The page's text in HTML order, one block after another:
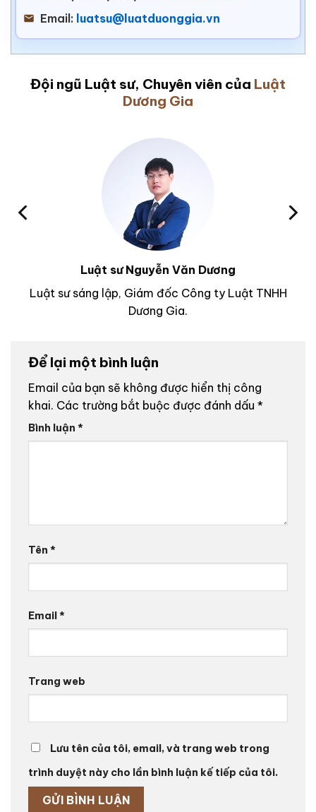
Email: luatsu@luatduonggia.vn
Đội ngũ Luật sư, Chuyên viên của Luật
Dương Gia
Luật sư Nguyễn Văn Dương
Luật sư sáng lập, Giám đốc Công ty Luật TNHH
Dương Gia.
Để lại một bình luận
Email của bạn sẽ không được hiển thị công
khai. Các trường bắt buộc được đánh dấu *
Bình luận *
Tên *
Email*
Trang web
Lưu tên của tôi, email, và trang web trong
trình duyệt này cho lần bình luận kế tiếp của tôi.